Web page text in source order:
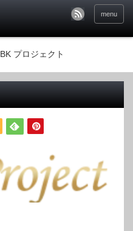
menu
BK プロジェクト